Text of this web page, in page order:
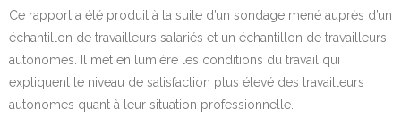
Ce rapport a été produit à la suite d’un sondage mené auprès d’un
échantillon de travailleurs salariés et un échantillon de travailleurs
autonomes. Il met en lumière les conditions du travail qui
expliquent le niveau de satisfaction plus élevé des travailleurs
autonomes quant à leur situation professionnelle.